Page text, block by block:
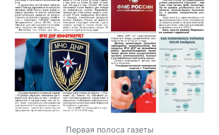
Первая полоса газеты